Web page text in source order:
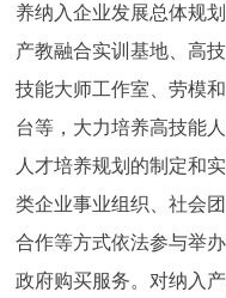
养纳入企业发展总体规
产教融合实训基地、高
技能大师工作室、劳模
台等，大力培养高技能
人才培养规划的制定和
类企业事业组织、社会
合作等方式依法参与举
政府购买服务。对纳入